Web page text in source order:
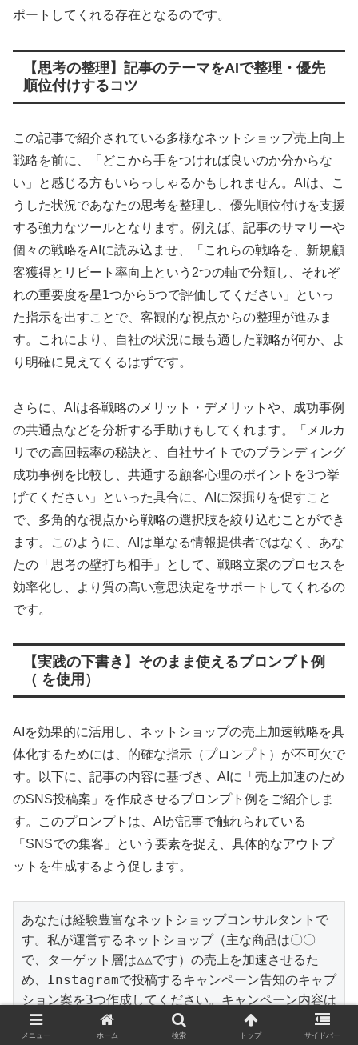
ポートしてくれる存在となるのです。
【思考の整理】記事のテーマをAIで整理・優先
順位付けするコツ
この記事で紹介されている多様なネットショップ売上向上
戦略を前に、「どこから手をつければ良いのか分からな
い」と感じる方もいらっしゃるかもしれません。AIは、こ
うした状況であなたの思考を整理し、優先順位付けを支援
する強力なツールとなります。例えば、記事のサマリーや
個々の戦略をAIに読み込ませ、「これらの戦略を、新規顧
客獲得とリピート率向上という2つの軸で分類し、それぞ
れの重要度を星1つから5つで評価してください」といっ
た指示を出すことで、客観的な視点からの整理が進みま
す。これにより、自社の状況に最も適した戦略が何か、よ
り明確に見えてくるはずです。
さらに、AIは各戦略のメリット・デメリットや、成功事例
の共通点などを分析する手助けもしてくれます。「メルカ
リでの高回転率の秘訣と、自社サイトでのブランディング
成功事例を比較し、共通する顧客心理のポイントを3つ挙
げてください」といった具合に、AIに深掘りを促すこと
で、多角的な視点から戦略の選択肢を絞り込むことができ
ます。このように、AIは単なる情報提供者ではなく、あな
たの「思考の壁打ち相手」として、戦略立案のプロセスを
効率化し、より質の高い意思決定をサポートしてくれるの
です。
【実践の下書き】そのまま使えるプロンプト例
（ を使用）
AIを効果的に活用し、ネットショップの売上加速戦略を具
体化するためには、的確な指示（プロンプト）が不可欠で
す。以下に、記事の内容に基づき、AIに「売上加速のため
のSNS投稿案」を作成させるプロンプト例をご紹介しま
す。このプロンプトは、AIが記事で触れられている
「SNSでの集客」という要素を捉え、具体的なアウトプ
ットを生成するよう促します。
あなたは経験豊富なネットショップコンサルタントで
す。私が運営するネットショップ（主な商品は〇〇
で、ターゲット層は△△です）の売上を加速させるた
め、Instagramで投稿するキャンペーン告知のキャプ
ション案を3つ作成してください。キャンペーン内容は
「期間限定！人気商品20%OFFセール」で、期間は来
週月曜日から1週間です。読者の興味を引き、クリック
メニュー ホーム 検索 トップ サイドバー